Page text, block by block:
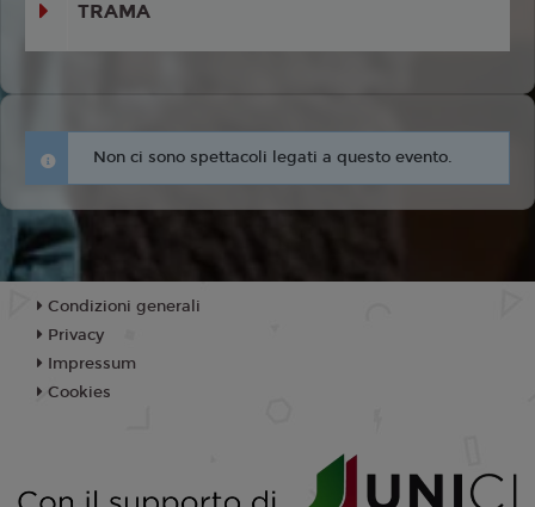
TRAMA
Non ci sono spettacoli legati a questo evento.
Condizioni generali
Privacy
Impressum
Cookies